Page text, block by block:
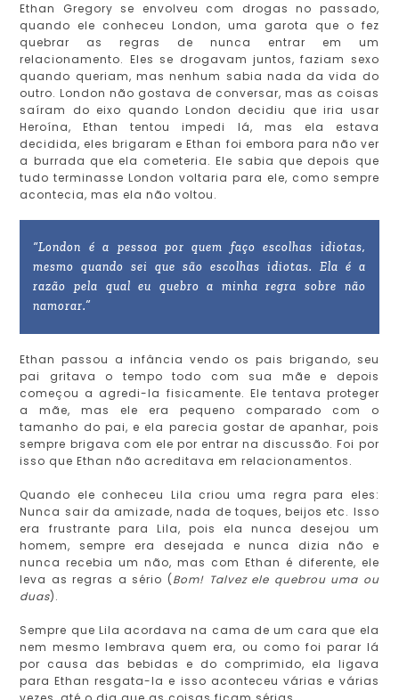
Ethan Gregory se envolveu com drogas no passado,
quando ele conheceu London, uma garota que o fez
quebrar as regras de nunca entrar em um
relacionamento. Eles se drogavam juntos, faziam sexo
quando queriam, mas nenhum sabia nada da vida do
outro. London não gostava de conversar, mas as coisas
saíram do eixo quando London decidiu que iria usar
Heroína, Ethan tentou impedi lá, mas ela estava
decidida, eles brigaram e Ethan foi embora para não ver
a burrada que ela cometeria. Ele sabia que depois que
tudo terminasse London voltaria para ele, como sempre
acontecia, mas ela não voltou.
“London é a pessoa por quem faço escolhas idiotas,
mesmo quando sei que são escolhas idiotas. Ela é a
razão pela qual eu quebro a minha regra sobre não
namorar.”
Ethan passou a infância vendo os pais brigando, seu
pai gritava o tempo todo com sua mãe e depois
começou a agredi-la fisicamente. Ele tentava proteger
a mãe, mas ele era pequeno comparado com o
tamanho do pai, e ela parecia gostar de apanhar, pois
sempre brigava com ele por entrar na discussão. Foi por
isso que Ethan não acreditava em relacionamentos.
Quando ele conheceu Lila criou uma regra para eles:
Nunca sair da amizade, nada de toques, beijos etc. Isso
era frustrante para Lila, pois ela nunca desejou um
homem, sempre era desejada e nunca dizia não e
nunca recebia um não, mas com Ethan é diferente, ele
leva as regras a sério (Bom! Talvez ele quebrou uma ou
duas).
Sempre que Lila acordava na cama de um cara que ela
nem mesmo lembrava quem era, ou como foi parar lá
por causa das bebidas e do comprimido, ela ligava
para Ethan resgata-la e isso aconteceu várias e várias